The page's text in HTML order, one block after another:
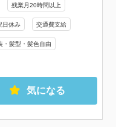
残業月20時間以上
日休み 交通費支給
・髪型・髪色自由
気になる